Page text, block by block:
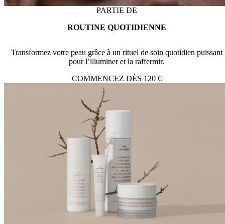
PARTIE DE
ROUTINE QUOTIDIENNE
Transformez votre peau grâce à un rituel de soin quotidien puissant
pour l’illuminer et la raffermir.
COMMENCEZ DÈS 120 €